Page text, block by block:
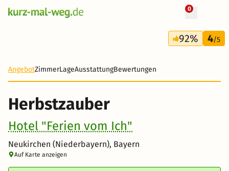
0
4 Tage
269 €
92% 4/5
AngebotZimmerLageAusstattungBewertungen
Herbstzauber
Hotel "Ferien vom Ich"
Neukirchen (Niederbayern), Bayern
Auf Karte anzeigen